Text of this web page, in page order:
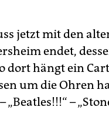
jetzt mit den
endet,
dort hängt ein
um die Ohren
„Beatles!!!“ –